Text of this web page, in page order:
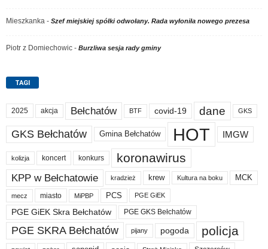
Mieszkanka - Szef miejskiej spółki odwołany. Rada wyłoniła nowego prezesa
Piotr z Domiechowic - Burzliwa sesja rady gminy
TAGI
2025 akcja Bełchatów BTF covid-19 dane GKS
GKS Bełchatów Gmina Bełchatów HOT IMGW
kolizja koncert konkurs koronawirus
KPP w Bełchatowie kradzież krew Kultura na boku MCK
mecz miasto MiPBP PCS PGE GiEK
PGE GiEK Skra Bełchatów PGE GKS Bełchatów
PGE SKRA Bełchatów pijany pogoda policja